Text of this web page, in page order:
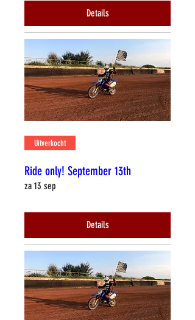
Details
Uitverkocht
Ride only! September 13th
za 13 sep
Details